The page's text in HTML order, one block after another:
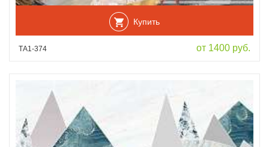
Купить
ТА1-374 от 1400 руб.